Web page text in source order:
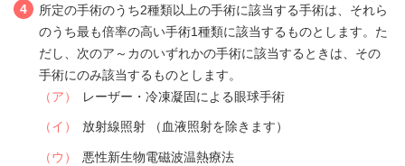
4
所定の手術のうち2種類以上の手術に該当する手術は、それら
のうち最も倍率の高い手術1種類に該当するものとします。た
だし、次のア～カのいずれかの手術に該当するときは、その
手術にのみ該当するものとします。
（ア）
レーザー・冷凍凝固による眼球手術
（イ） 放射線照射 （血液照射を除きます）
（ウ） 悪性新生物電磁波温熱療法